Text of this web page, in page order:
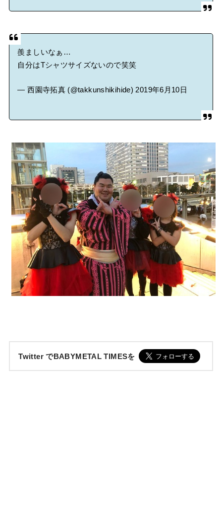
羨ましいなぁ…
自分はTシャツサイズないので笑笑
— 西園寺拓真 (@takkunshikihide) 2019年6月10日
Twitter でBABYMETAL TIMESを